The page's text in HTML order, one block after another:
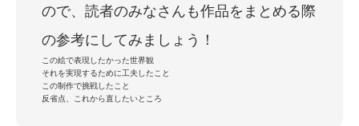
ので、読者のみなさんも作品をまとめる際
の参考にしてみましょう！
この絵で表現したかった世界観
それを実現するために工夫したこと
この制作で挑戦したこと
反省点、これから直したいところ